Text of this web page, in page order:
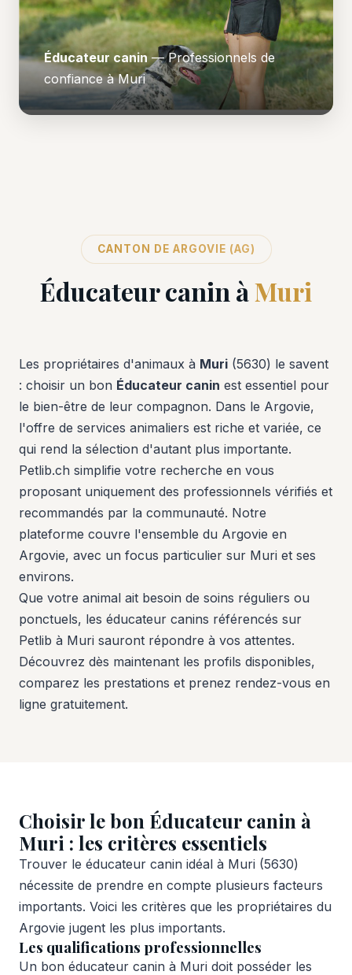
Éducateur canin — Professionnels de
confiance à Muri
CANTON DE ARGOVIE (AG)
Éducateur canin à Muri
Les propriétaires d'animaux à Muri (5630) le savent
: choisir un bon Éducateur canin est essentiel pour
le bien-être de leur compagnon. Dans le Argovie,
l'offre de services animaliers est riche et variée, ce
qui rend la sélection d'autant plus importante.
Petlib.ch simplifie votre recherche en vous
proposant uniquement des professionnels vérifiés et
recommandés par la communauté. Notre
plateforme couvre l'ensemble du Argovie en
Argovie, avec un focus particulier sur Muri et ses
environs.
Que votre animal ait besoin de soins réguliers ou
ponctuels, les éducateur canins référencés sur
Petlib à Muri sauront répondre à vos attentes.
Découvrez dès maintenant les profils disponibles,
comparez les prestations et prenez rendez-vous en
ligne gratuitement.
Choisir le bon Éducateur canin à
Muri : les critères essentiels
Trouver le éducateur canin idéal à Muri (5630)
nécessite de prendre en compte plusieurs facteurs
importants. Voici les critères que les propriétaires du
Argovie jugent les plus importants.
Les qualifications professionnelles
Un bon éducateur canin à Muri doit posséder les